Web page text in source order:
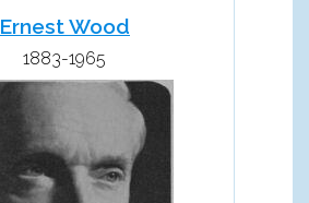
Ernest Wood
1883-1965